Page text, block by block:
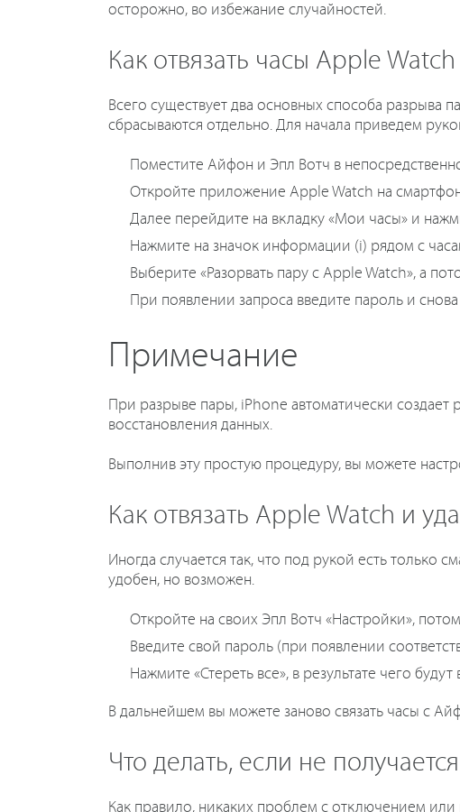
осторожно, во избежание случайностей.
Как отвязать часы Apple
Всего существует два основных способа разрыва
сбрасываются отдельно. Для начала приведем
Поместите Айфон и Эпл Вотч в
Откройте приложение Apple Watch на
Далее перейдите на вкладку «Мои часы» и
Нажмите на значок информации (i) рядом с
Выберите «Разорвать пару с Apple Watch», а
При появлении запроса введите пароль и
Примечание
При разрыве пары, iPhone автоматически
восстановления данных.
Выполнив эту простую процедуру, вы можете
Как отвязать Аpple Watch и
Иногда случается так, что под рукой есть только
удобен, но возможен.
Откройте на своих Эпл Вотч «Настройки»,
Введите свой пароль (при появлении
Нажмите «Стереть все», в результате чего
В дальнейшем вы можете заново связать часы с
Что делать, если не
Как правило, никаких проблем с отключением